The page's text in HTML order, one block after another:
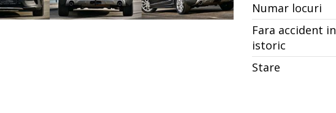
Numar locuri
Fara accident in
istoric
Stare